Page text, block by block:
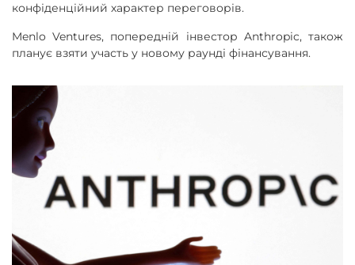
конфіденційний характер переговорів.
Menlo Ventures, попередній інвестор Anthropic, також
планує взяти участь у новому раунді фінансування.